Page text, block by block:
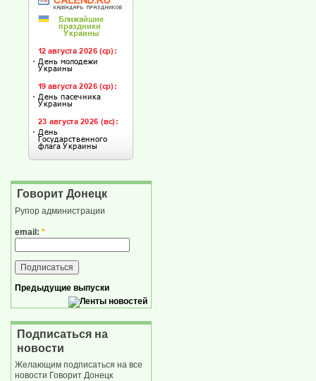
Говорит Донецк
Рупор администрации
email: *
Предыдущие выпуски
Подписаться на
новости
Желающим подписаться на все
новости Говорит Донецк